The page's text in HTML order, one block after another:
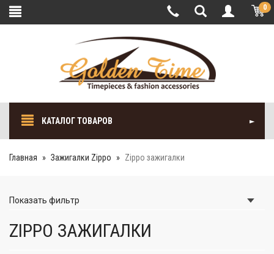
0
КАТАЛОГ ТОВАРОВ
Главная Зажигалки Zippo Zippo зажигалки
Показать фильтр
ZIPPO ЗАЖИГАЛКИ